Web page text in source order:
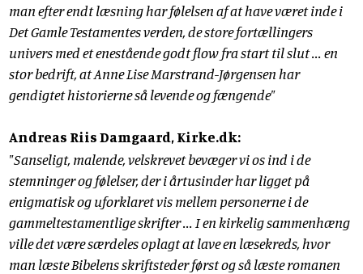
man efter endt læsning har følelsen af at have været inde i
Det Gamle Testamentes verden, de store fortællingers
univers med et enestående godt flow fra start til slut ... en
stor bedrift, at Anne Lise Marstrand-Jørgensen har
gendigtet historierne så levende og fængende"
Andreas Riis Damgaard, Kirke.dk:
"Sanseligt, malende, velskrevet bevæger vi os ind i de
stemninger og følelser, der i årtusinder har ligget på
enigmatisk og uforklaret vis mellem personerne i de
gammeltestamentlige skrifter ... I en kirkelig sammenhæng
ville det være særdeles oplagt at lave en læsekreds, hvor
man læste Bibelens skriftsteder først og så læste romanen